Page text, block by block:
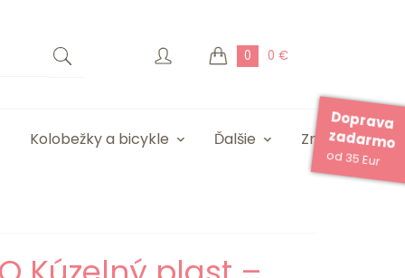
0 0 €
Doprava
zadarmo
od 35 Eur
Kolobežky a bicykle Ďalšie Značky